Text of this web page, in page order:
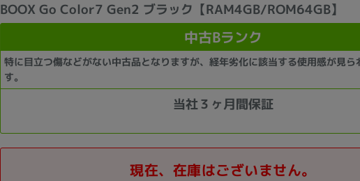
BOOX Go Color7 Gen2 ブラック【RAM4GB/ROM64GB】
中古Bランク
特に目立つ傷などがない中古品となりますが、経年劣化に該当する使用感が見ら
す。
当社３ヶ月間保証
現在、在庫はございません。
かんたんパソコン検索に切り替える
カテゴリー
ノートPC デスクPC